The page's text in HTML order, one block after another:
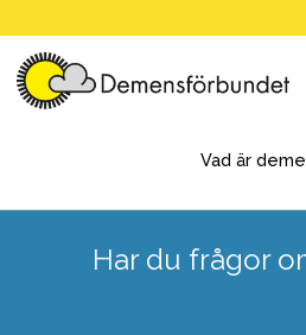
to
content
Vad är
Har du frågor